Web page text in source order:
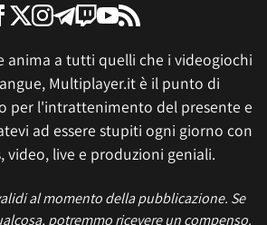
anima a tutti quelli che i videogiochi
Multiplayer.it è il punto di
per l'intrattenimento del presente e
ad essere stupiti ogni giorno con
video, live e produzioni geniali.
al momento della pubblicazione. Se
potremmo ricevere un compenso.